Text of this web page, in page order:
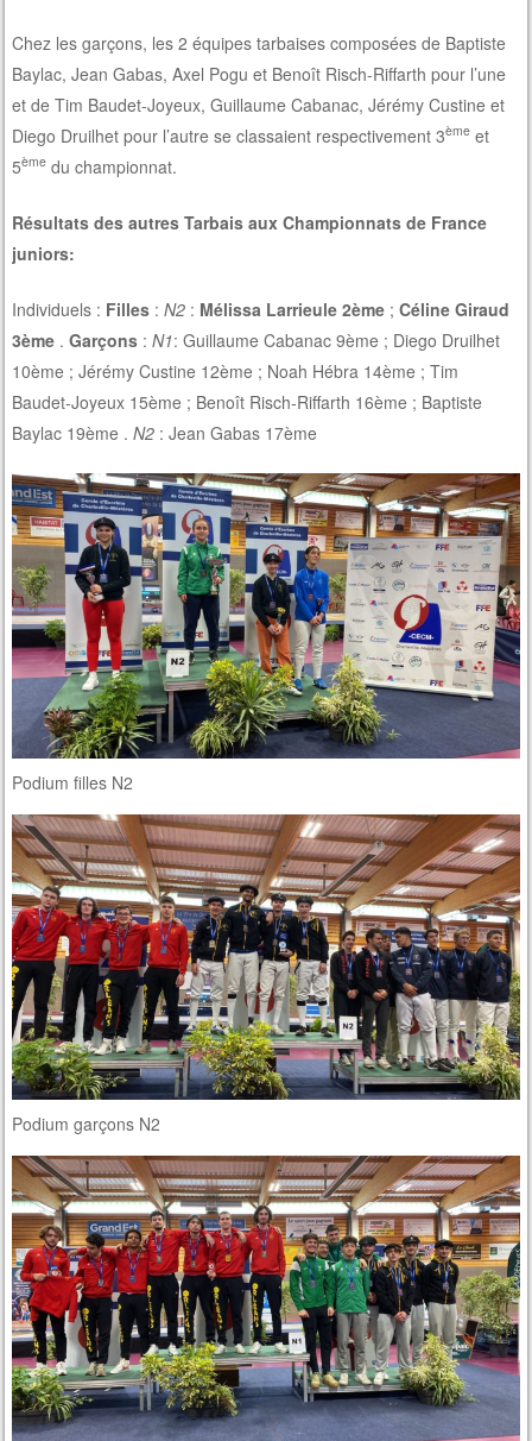
Chez les garçons, les 2 équipes tarbaises composées de Baptiste
Baylac, Jean Gabas, Axel Pogu et Benoît Risch-Riffarth pour l’une
et de Tim Baudet-Joyeux, Guillaume Cabanac, Jérémy Custine et
Diego Druilhet pour l’autre se classaient respectivement 3ème et
5ème du championnat.
Résultats des autres Tarbais aux Championnats de France
juniors:
Individuels : Filles :N2 : Mélissa Larrieule 2ème ;Céline Giraud
3ème .Garçons :N1: Guillaume Cabanac 9ème ; Diego Druilhet
10ème ; Jérémy Custine 12ème ; Noah Hébra 14ème ; Tim
Baudet-Joyeux 15ème ; Benoît Risch-Riffarth 16ème ; Baptiste
Baylac 19ème .N2 : Jean Gabas 17ème
Podium filles N2
Podium garçons N2